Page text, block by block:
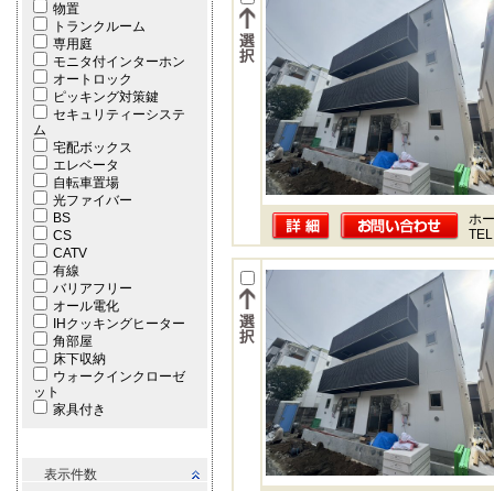
物置
トランクルーム
専用庭
モニタ付インターホン
オートロック
ピッキング対策鍵
セキュリティーシステ
ム
宅配ボックス
エレベータ
自転車置場
光ファイバー
BS
CS
CATV
有線
バリアフリー
オール電化
IHクッキングヒーター
角部屋
床下収納
ウォークインクローゼ
ット
家具付き
表示件数
ホ